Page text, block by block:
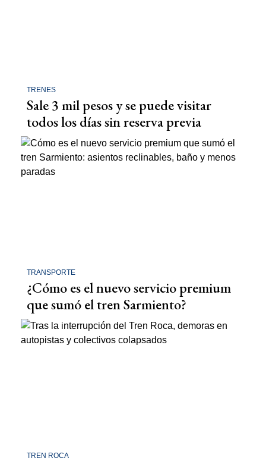
TRENES
Sale 3 mil pesos y se puede visitar
todos los días sin reserva previa
TRANSPORTE
¿Cómo es el nuevo servicio premium
que sumó el tren Sarmiento?
TREN ROCA